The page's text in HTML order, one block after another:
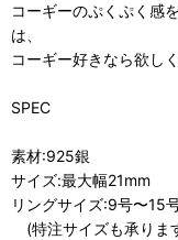
コーギーのぷくぷく感
は、
コーギー好きなら欲し
SPEC
素材:925銀
サイズ:最大幅21mm
リングサイズ:9号〜15
(特注サイズも承りま